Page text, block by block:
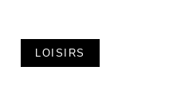
LOISIRS